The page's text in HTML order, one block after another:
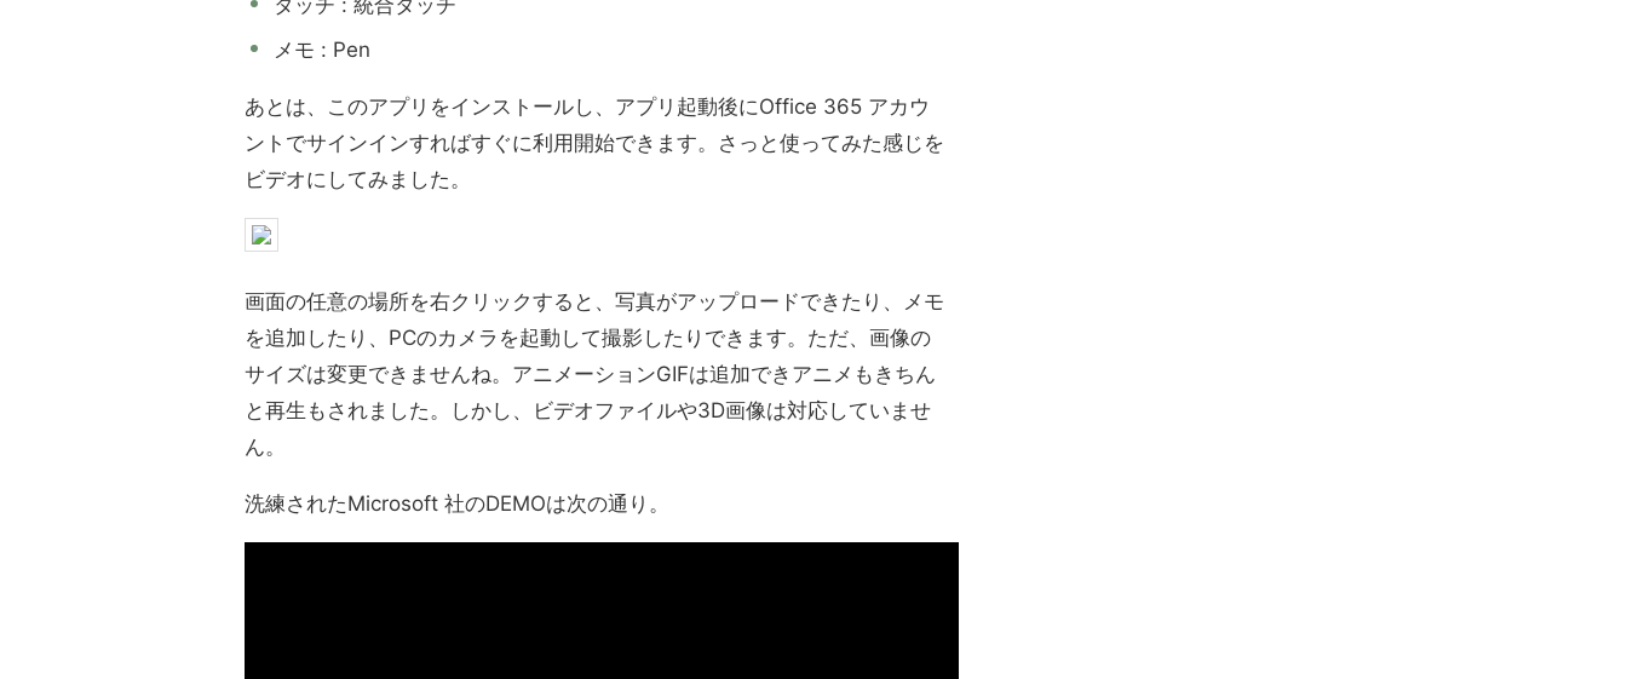
タッチ : 統合タッチ
メモ : Pen
あとは、このアプリをインストールし、アプリ起動後にOffice 365 アカウ
ントでサインインすればすぐに利用開始できます。さっと使ってみた感じを
ビデオにしてみました。
画面の任意の場所を右クリックすると、写真がアップロードできたり、メモ
を追加したり、PCのカメラを起動して撮影したりできます。ただ、画像の
サイズは変更できませんね。アニメーションGIFは追加できアニメもきちん
と再生もされました。しかし、ビデオファイルや3D画像は対応していませ
ん。
洗練されたMicrosoft 社のDEMOは次の通り。